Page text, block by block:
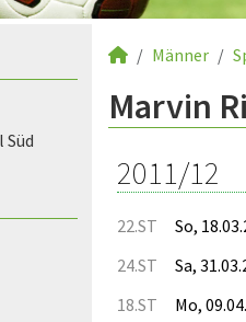
Männer
Marvin
2011/12
22.ST So,
24.ST
Sa,
18.ST
Mo,